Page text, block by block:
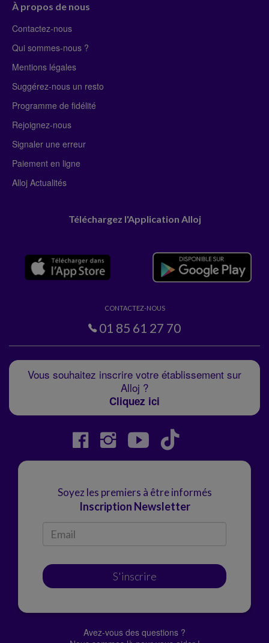
À propos de nous
Contactez-nous
Qui sommes-nous ?
Mentions légales
Suggérez-nous un resto
Programme de fidélité
Rejoignez-nous
Signaler une erreur
Paiement en ligne
Alloj Actualités
Téléchargez l'Application Alloj
CONTACTEZ-NOUS
01 85 61 27 70
Vous souhaitez inscrire votre établissement sur
Alloj ?
Cliquez ici
Soyez les premiers à être informés
Inscription Newsletter
S'inscrire
Avez-vous des questions ?